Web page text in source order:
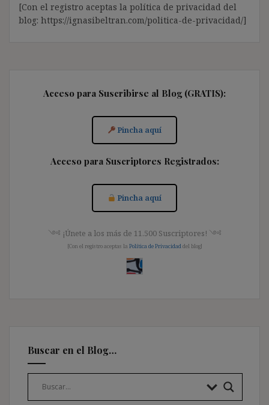
[Con el registro aceptas la política de privacidad del
blog: https://ignasibeltran.com/politica-de-privacidad/]
Acceso para Suscribirse al Blog (GRATIS):
Pincha aquí
Acceso para Suscriptores Registrados:
Pincha aquí
༺ ¡Únete a los más de 11.500 Suscriptores! ༺
[Con el registro aceptas la Política de Privacidad del blog]
Buscar en el Blog…